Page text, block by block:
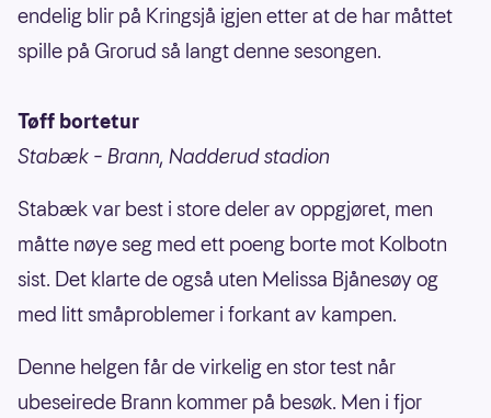
endelig blir på Kringsjå igjen etter at de har måttet
spille på Grorud så langt denne sesongen.
Tøff bortetur
Stabæk – Brann, Nadderud stadion
Stabæk var best i store deler av oppgjøret, men
måtte nøye seg med ett poeng borte mot Kolbotn
sist. Det klarte de også uten Melissa Bjånesøy og
med litt småproblemer i forkant av kampen.
Denne helgen får de virkelig en stor test når
ubeseirede Brann kommer på besøk. Men i fjor